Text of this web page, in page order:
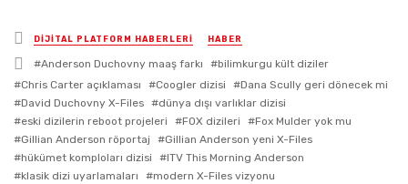
Posted
DİJİTAL PLATFORM HABERLERİ HABER
Tagged
with
Anderson Duchovny maaş farkı
bilimkurgu kült diziler
Chris Carter açıklaması
Coogler dizisi
Dana Scully geri dönecek mi
David Duchovny X-Files
dünya dışı varlıklar dizisi
eski dizilerin reboot projeleri
FOX dizileri
Fox Mulder yok mu
Gillian Anderson röportaj
Gillian Anderson yeni X-Files
hükümet komploları dizisi
ITV This Morning Anderson
klasik dizi uyarlamaları
modern X-Files vizyonu